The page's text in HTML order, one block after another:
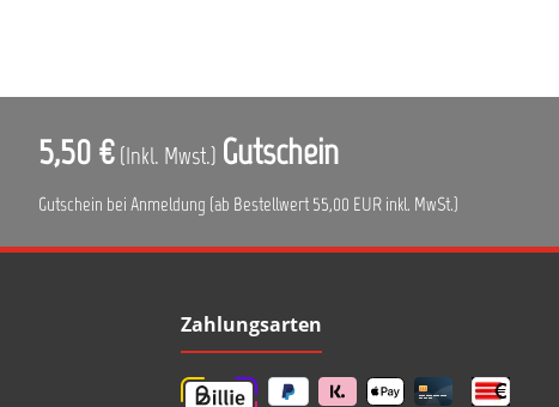
5,50 € (Inkl. Mwst.) Gutschein
Gutschein bei Anmeldung (ab Bestellwert 55,00 EUR inkl. MwSt.)
Zahlungsarten